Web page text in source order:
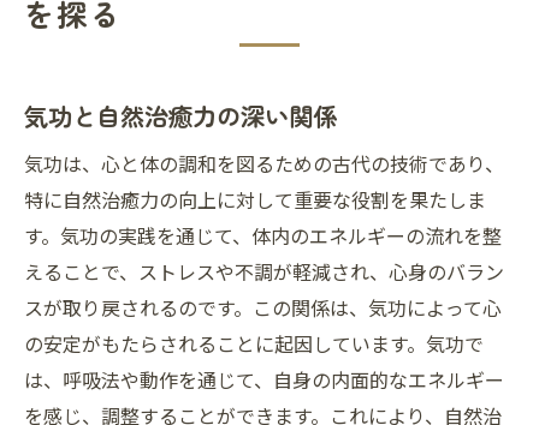
を探る
気功と自然治癒力の深い関係
気功は、心と体の調和を図るための古代の技術であり、
特に自然治癒力の向上に対して重要な役割を果たしま
す。気功の実践を通じて、体内のエネルギーの流れを整
えることで、ストレスや不調が軽減され、心身のバラン
スが取り戻されるのです。この関係は、気功によって心
の安定がもたらされることに起因しています。気功で
は、呼吸法や動作を通じて、自身の内面的なエネルギー
を感じ、調整することができます。これにより、自然治